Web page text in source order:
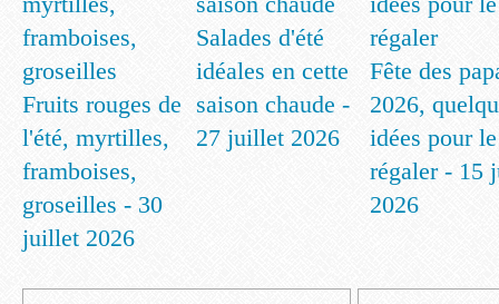
Fruits rouges de
l'été, myrtilles,
framboises,
groseilles - 30
juillet 2026
Salades d'été
idéales en cette
saison chaude -
27 juillet 2026
Fête des
2026,
idées pour le
régaler - 15
2026